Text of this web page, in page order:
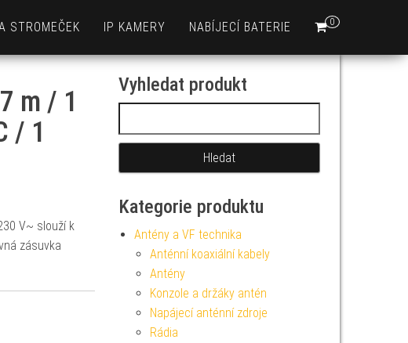
0
STROMEČEK IP KAMERY NABÍJECÍ BATERIE
m / 1
/ 1
V~ slouží k
zásuvka
Vyhledat produkt
Kategorie produktu
Antény a VF technika
Anténní koaxiální kabely
Antény
Konzole a držáky antén
Napájecí anténní zdroje
Rádia